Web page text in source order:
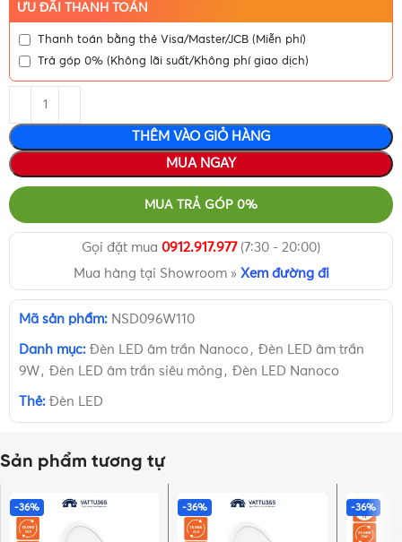
ƯU ĐÃI THANH TOÁN
Thanh toán bằng thẻ Visa/Master/JCB (Miễn phí)
Trả góp 0% (Không lãi suất/Không phí giao dịch)
THÊM VÀO GIỎ HÀNG
MUA NGAY
MUA TRẢ GÓP 0%
Gọi đặt mua 0912.917.977(7:30 - 20:00)
Mua hàng tại Showroom » Xem đường đi
Mã sản phẩm: NSD096W110
Danh mục: Đèn LED âm trần Nanoco, Đèn LED âm trần
9W, Đèn LED âm trần siêu mỏng , Đèn LED Nanoco
Thẻ: Đèn LED
Sản phẩm tương tự
-36% -36% -36%